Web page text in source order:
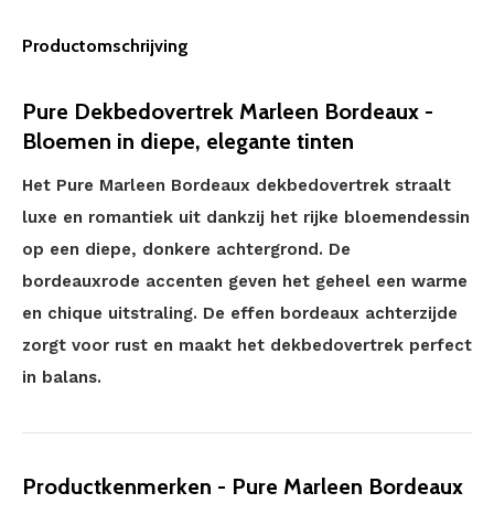
Productomschrijving
Pure Dekbedovertrek Marleen Bordeaux -
Bloemen in diepe, elegante tinten
Het Pure Marleen Bordeaux dekbedovertrek straalt
luxe en romantiek uit dankzij het rijke bloemendessin
op een diepe, donkere achtergrond. De
bordeauxrode accenten geven het geheel een warme
en chique uitstraling. De effen bordeaux achterzijde
zorgt voor rust en maakt het dekbedovertrek perfect
in balans.
Productkenmerken - Pure Marleen Bordeaux